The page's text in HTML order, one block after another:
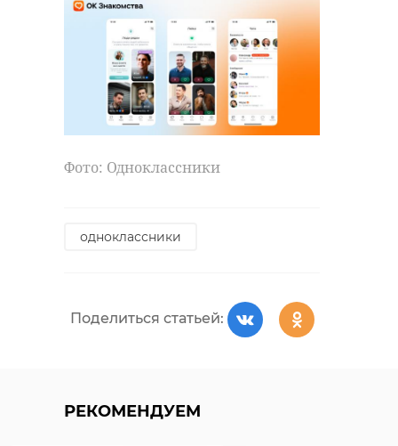
Фото: Одноклассники
одноклассники
Поделиться статьей:
РЕКОМЕНДУЕМ